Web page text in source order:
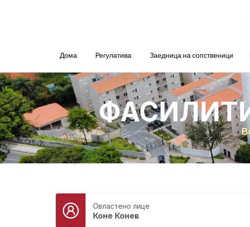
Дома Регулатива Заедница на сопственици
Овластено лице
Коне Конев